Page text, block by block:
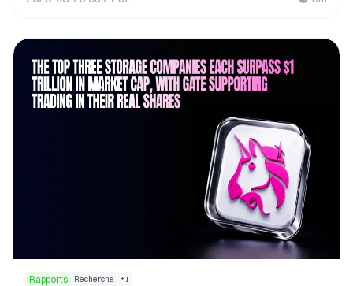
Rapports Recherche +1